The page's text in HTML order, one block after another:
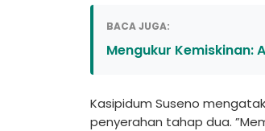
BACA JUGA:
Mengukur Kemiskinan:
Kasipidum Suseno
penyerahan tahap dua.